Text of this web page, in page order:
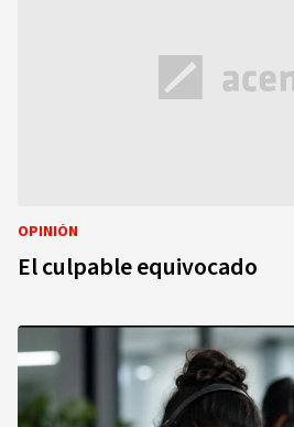
OPINIÓN
El culpable equivocado